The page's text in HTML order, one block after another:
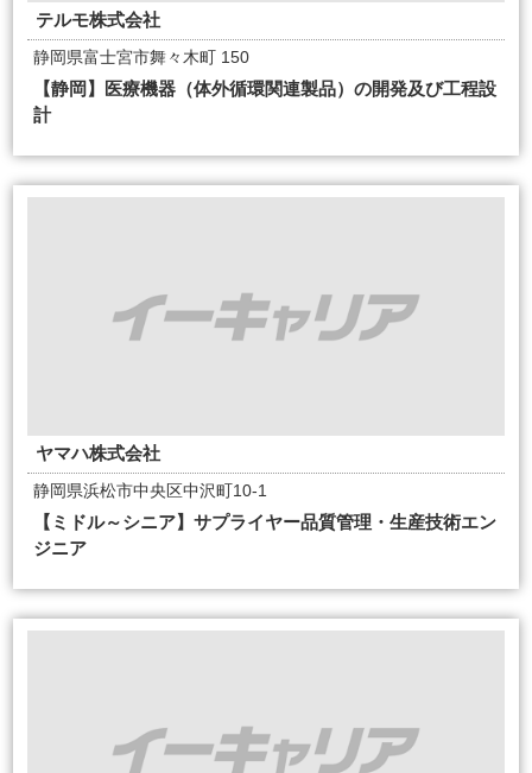
テルモ株式会社
静岡県富士宮市舞々木町 150
【静岡】医療機器（体外循環関連製品）の開発及び工程設
計
ヤマハ株式会社
静岡県浜松市中央区中沢町10-1
【ミドル～シニア】サプライヤー品質管理・生産技術エン
ジニア